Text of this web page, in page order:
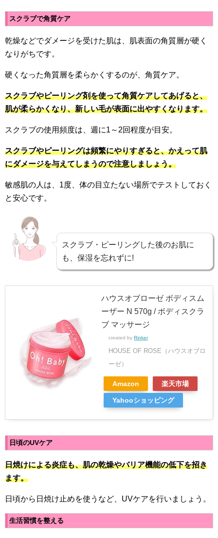
スクラブで角質ケア
乾燥などでダメージを受けた肌は、肌表面の角質層が硬く
なりがちです。
硬くなった角質層を柔らかくするのが、角質ケア。
スクラブやピーリング剤を使って角質ケアしてあげると、
肌が柔らかくなり、新しい毛が表面に出やすくなります。
スクラブの使用頻度は、週に1～2回程度が目安。
スクラブやピーリングは頻繁にやりすぎると、かえって肌
にダメージを与えてしまうので注意しましょう。
敏感肌の人は、1度、体の目立たない場所でテストしておく
と安心です。
スクラブ・ピーリングした後のお肌に
も、保湿を忘れずに!
ハウスオブローゼ ボディスム
ーザー N 570g / ボディスクラ
ブ マッサージ
created by Rinker
HOUSE OF ROSE（ハウスオブロ
ーゼ）
Amazon 楽天市場
Yahooショッピング
日頃のUVケア
日焼けによる炎症も、肌の乾燥やバリア機能の低下を招き
ます。
日頃から日焼け止めを使うなど、UVケアを行いましょう。
生活習慣を整える